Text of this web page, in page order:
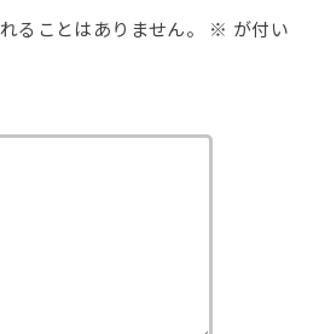
ることはありません。 ※ が付い